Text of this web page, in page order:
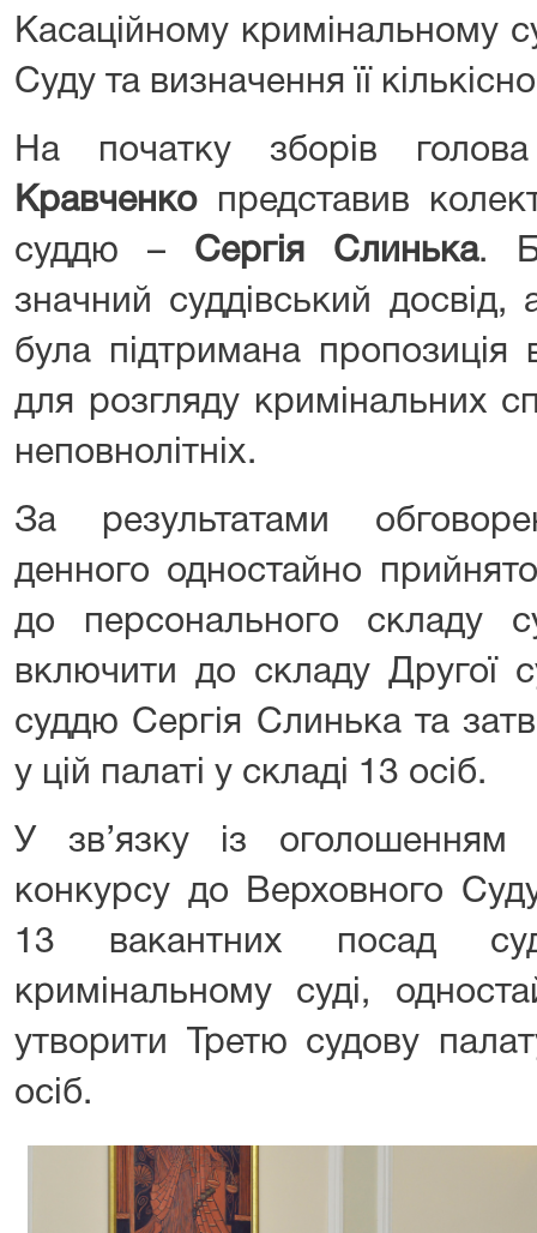
Касаційному кримінальному
Суду та визначення її
На початку зборів
Кравченкопредставив
суддю – Сергія Слинька.
значний суддівський
була підтримана пропозиція
для розгляду кримінальних
неповнолітніх.
За результатами
денного одностайно
до персонального складу
включити до складу Другої
суддю Сергія Слинька та
у цій палаті у складі 13 осіб.
У зв’язку із
конкурсу до Верховного
13 вакантних посад
кримінальному суді,
утворити Третю судову
осіб.